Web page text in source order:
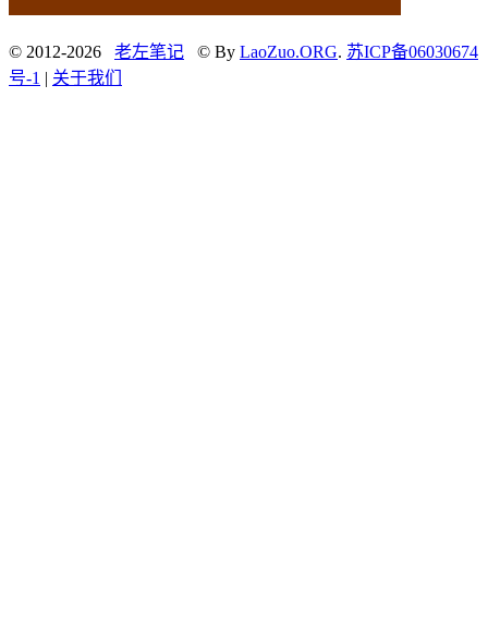
© 2012-2026 老左笔记 © By LaoZuo.ORG. 苏ICP备06030674
号-1 | 关于我们